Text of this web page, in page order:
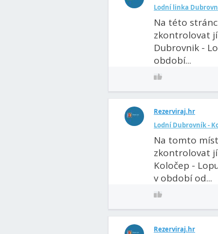
Lodní linka
Na této
zkontrolovat
Dubrovnik -
období...
Rezerviraj.hr
Lodní Dubrovník -
Na tomto
zkontrolovat
Koločep -
v období od...
Rezerviraj.hr